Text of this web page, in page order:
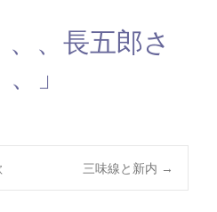
、、長五郎さ
」
三味線と新内 →